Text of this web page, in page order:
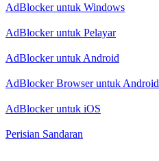
AdBlocker untuk Windows
AdBlocker untuk Pelayar
AdBlocker untuk Android
AdBlocker Browser untuk Android
AdBlocker untuk iOS
Perisian Sandaran